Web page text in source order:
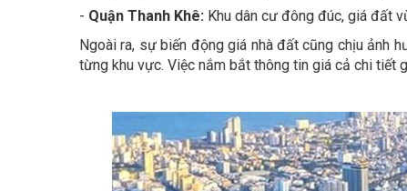
- Quận Thanh Khê: Khu dân cư đông đúc, giá đất
Ngoài ra, sự biến động giá nhà đất cũng chịu ảnh
từng khu vực. Việc nắm bắt thông tin giá cả chi tiết